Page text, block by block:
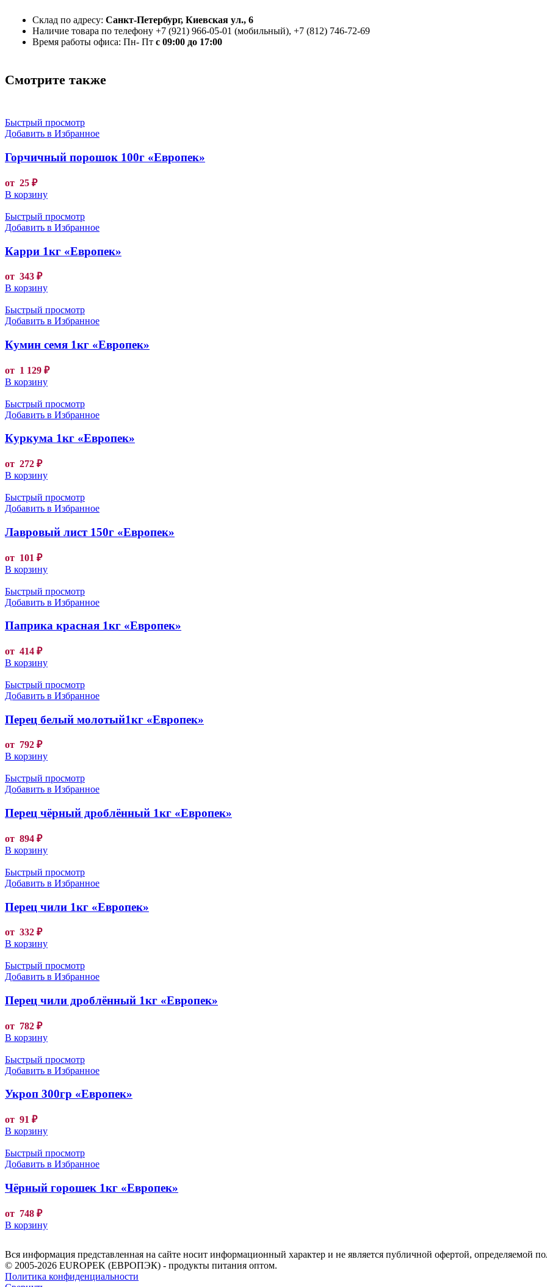
Склад по адресу: Санкт-Петербург, Киевская ул., 6
Наличие товара по телефону +7 (921) 966-05-01 (мобильный), +7 (812) 746-72-69
Время работы офиса: Пн- Пт с 09:00 до 17:00
Смотрите также
Быстрый просмотр
Добавить в Избранное
Горчичный порошок 100г «Европек»
от 25 ₽
В корзину
Быстрый просмотр
Добавить в Избранное
Карри 1кг «Европек»
от 343 ₽
В корзину
Быстрый просмотр
Добавить в Избранное
Кумин семя 1кг «Европек»
от 1 129 ₽
В корзину
Быстрый просмотр
Добавить в Избранное
Куркума 1кг «Европек»
от 272 ₽
В корзину
Быстрый просмотр
Добавить в Избранное
Лавровый лист 150г «Европек»
от 101 ₽
В корзину
Быстрый просмотр
Добавить в Избранное
Паприка красная 1кг «Европек»
от 414 ₽
В корзину
Быстрый просмотр
Добавить в Избранное
Перец белый молотый1кг «Европек»
от 792 ₽
В корзину
Быстрый просмотр
Добавить в Избранное
Перец чёрный дроблённый 1кг «Европек»
от 894 ₽
В корзину
Быстрый просмотр
Добавить в Избранное
Перец чили 1кг «Европек»
от 332 ₽
В корзину
Быстрый просмотр
Добавить в Избранное
Перец чили дроблённый 1кг «Европек»
от 782 ₽
В корзину
Быстрый просмотр
Добавить в Избранное
Укроп 300гр «Европек»
от 91 ₽
В корзину
Быстрый просмотр
Добавить в Избранное
Чёрный горошек 1кг «Европек»
от 748 ₽
В корзину
Вся информация представленная на сайте носит информационный характер и не является публичной офертой, определяемой
© 2005-2026 EUROPEK (ЕВРОПЭК) - продукты питания оптом.
Политика конфиденциальности